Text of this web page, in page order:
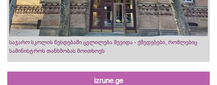
საჯარო სკოლის წესდებაში ცვლილება შევიდა - ქმედებები, რომლებიც
სამინისტროს თანხმობას მოითხოვს
izrune.ge